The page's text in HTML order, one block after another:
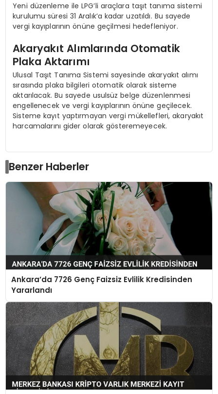
Yeni düzenleme ile LPG’li araçlara taşıt tanıma sistemi
kurulumu süresi 31 Aralık’a kadar uzatıldı. Bu sayede
vergi kayıplarının önüne geçilmesi hedefleniyor.
Akaryakıt Alımlarında Otomatik
Plaka Aktarımı
Ulusal Taşıt Tanıma Sistemi sayesinde akaryakıt alımı
sırasında plaka bilgileri otomatik olarak sisteme
aktarılacak. Bu sayede usulsüz belge düzenlenmesi
engellenecek ve vergi kayıplarının önüne geçilecek.
Sisteme kayıt yaptırmayan vergi mükellefleri, akaryakıt
harcamalarını gider olarak gösteremeyecek.
Benzer Haberler
Ankara’da 7726 Genç Faizsiz Evlilik Kredisinden
Yararlandı